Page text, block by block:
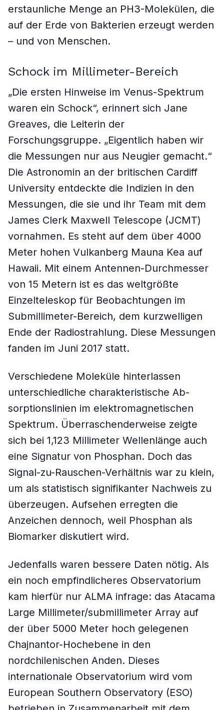
erstaunliche Menge an PH3-Molekülen, die
auf der Erde von Bakterien erzeugt werden
– und von Menschen.
Schock im Millimeter-Bereich
„Die ersten Hinweise im Venus-Spektrum
waren ein Schock“, erinnert sich Jane
Greaves, die Leiterin der
Forschungsgruppe. „Eigentlich haben wir
die Messungen nur aus Neugier gemacht.“
Die Astronomin an der britischen Cardiff
University entdeckte die Indizien in den
Messungen, die sie und ihr Team mit dem
James Clerk Maxwell Telescope (JCMT)
vornahmen. Es steht auf dem über 4000
Meter hohen Vulkanberg Mauna Kea auf
Hawaii. Mit einem Antennen-Durchmesser
von 15 Metern ist es das weltgrößte
Einzelteleskop für Beobachtungen im
Submillimeter-Bereich, dem kurzwelligen
Ende der Radiostrahlung. Diese Messungen
fanden im Juni 2017 statt.
Verschiedene Moleküle hinterlassen
unterschiedliche charakteristische Ab-
sorptionslinien im elektromagnetischen
Spektrum. Überraschenderweise zeigte
sich bei 1,123 Millimeter Wellenlänge auch
eine Signatur von Phosphan. Doch das
Signal-zu-Rauschen-Verhältnis war zu klein,
um als statistisch signifikanter Nachweis zu
überzeugen. Aufsehen erregten die
Anzeichen dennoch, weil Phosphan als
Biomarker diskutiert wird.
Jedenfalls waren bessere Daten nötig. Als
ein noch empfindlicheres Observatorium
kam hierfür nur ALMA infrage: das Atacama
Large Millimeter/submillimeter Array auf
der über 5000 Meter hoch gelegenen
Chajnantor-Hochebene in den
nordchilenischen Anden. Dieses
internationale Observatorium wird vom
European Southern Observatory (ESO)